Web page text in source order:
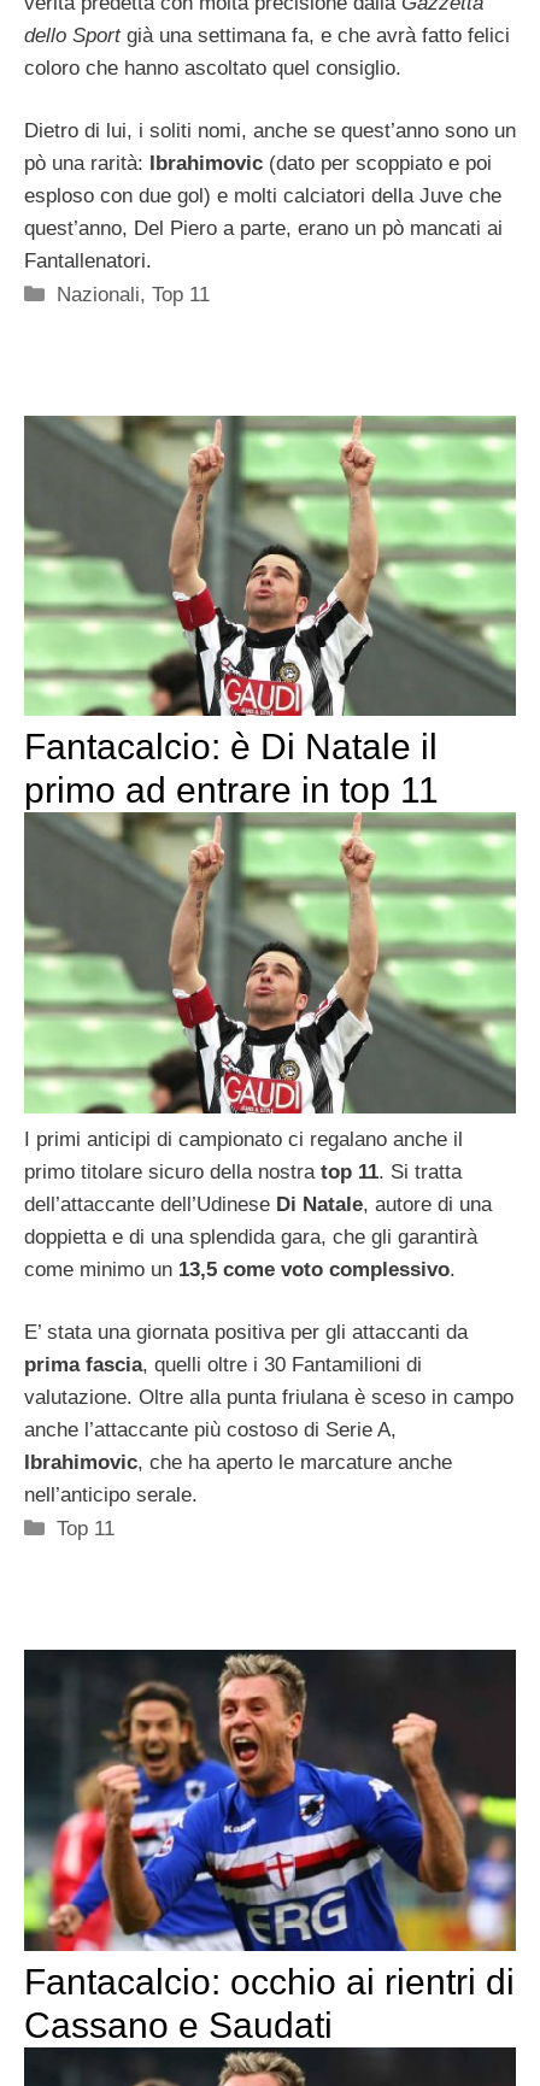
dello Sportgià una settimana fa, e che avrà fatto felici
coloro che hanno ascoltato quel consiglio.
Dietro di lui, i soliti nomi, anche se quest’anno sono un
pò una rarità: Ibrahimovic (dato per scoppiato e poi
esploso con due gol) e molti calciatori della Juve che
quest’anno, Del Piero a parte, erano un pò mancati ai
Fantallenatori.
Categorie
Nazionali,Top 11
Fantacalcio: è Di Natale il
primo ad entrare in top 11
I primi anticipi di campionato ci regalano anche il
primo titolare sicuro della nostra top 11. Si tratta
dell’attaccante dell’Udinese Di Natale, autore di una
doppietta e di una splendida gara, che gli garantirà
come minimo un 13,5 come voto complessivo.
E’ stata una giornata positiva per gli attaccanti da
prima fascia, quelli oltre i 30 Fantamilioni di
valutazione. Oltre alla punta friulana è sceso in campo
anche l’attaccante più costoso di Serie A,
Ibrahimovic, che ha aperto le marcature anche
nell’anticipo serale.
Categorie
Top 11
Fantacalcio: occhio ai rientri di
Cassano e Saudati